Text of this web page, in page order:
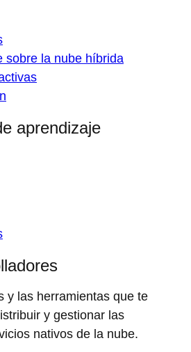
sobre la nube híbrida
aprendizaje
y las herramientas que te
y gestionar las
nativos de la nube.